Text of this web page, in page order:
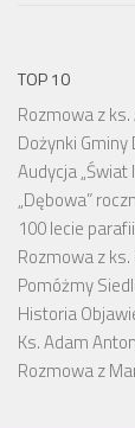
TOP 10
Rozmowa z
Dożynki
Audycja
„Dębowa”
100 lecie
Rozmowa z
Pomóżmy
Historia
Ks. Adam
Rozmowa z